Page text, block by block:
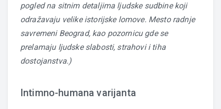
pogled na sitnim detaljima ljudske sudbine koji
odražavaju velike istorijske lomove. Mesto radnje
savremeni Beograd, kao pozornicu gde se
prelamaju ljudske slabosti, strahovi i tiha
dostojanstva.)
Intimno-humana varijanta